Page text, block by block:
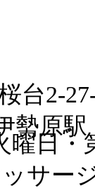
台2-
勢原駅
曜日・
サー